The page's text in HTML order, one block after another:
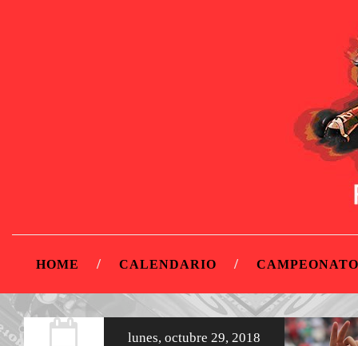
HOME CALENDARIO
lunes, octubre 29, 2018